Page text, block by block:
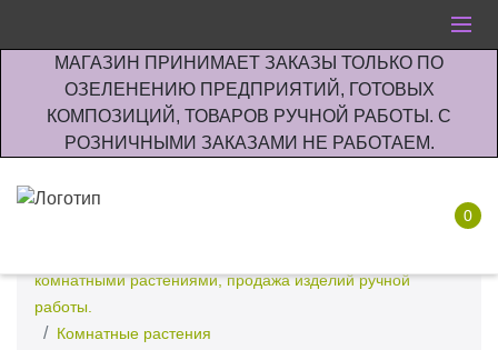
МАГАЗИН ПРИНИМАЕТ ЗАКАЗЫ ТОЛЬКО ПО
ОЗЕЛЕНЕНИЮ ПРЕДПРИЯТИЙ, ГОТОВЫХ
КОМПОЗИЦИЙ, ТОВАРОВ РУЧНОЙ РАБОТЫ. С
РОЗНИЧНЫМИ ЗАКАЗАМИ НЕ РАБОТАЕМ.
0
комнатными растениями, продажа изделий ручной
работы.
Комнатные растения